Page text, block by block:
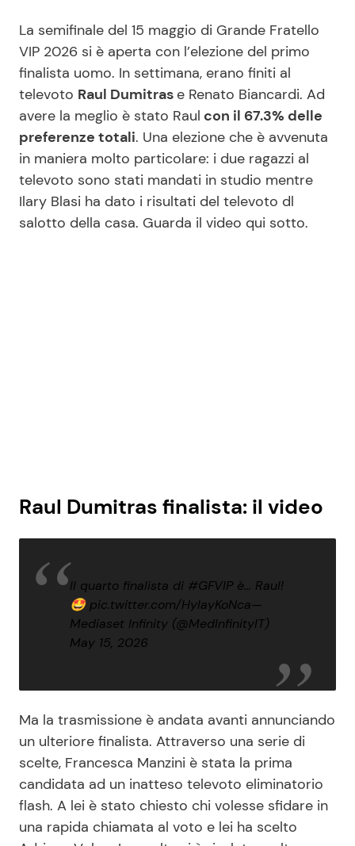
La semifinale del 15 maggio di Grande Fratello
VIP 2026 si è aperta con l’elezione del primo
finalista uomo. In settimana, erano finiti al
televoto Raul Dumitras e Renato Biancardi. Ad
avere la meglio è stato Raul con il 67.3% delle
preferenze totali. Una elezione che è avvenuta
in maniera molto particolare: i due ragazzi al
televoto sono stati mandati in studio mentre
Ilary Blasi ha dato i risultati del televoto dl
salotto della casa. Guarda il video qui sotto.
Raul Dumitras finalista: il video
Il quarto finalista di #GFVIP è… Raul!
🤩 pic.twitter.com/HylayKoNca—
Mediaset Infinity (@MedInfinityIT)
May 15, 2026
Ma la trasmissione è andata avanti annunciando
un ulteriore finalista. Attraverso una serie di
scelte, Francesca Manzini è stata la prima
candidata ad un inatteso televoto eliminatorio
flash. A lei è stato chiesto chi volesse sfidare in
una rapida chiamata al voto e lei ha scelto